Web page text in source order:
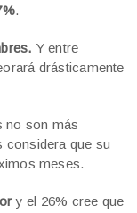
.
Y entre
drásticamente
no son más
considera que su
meses.
y el 26% cree que